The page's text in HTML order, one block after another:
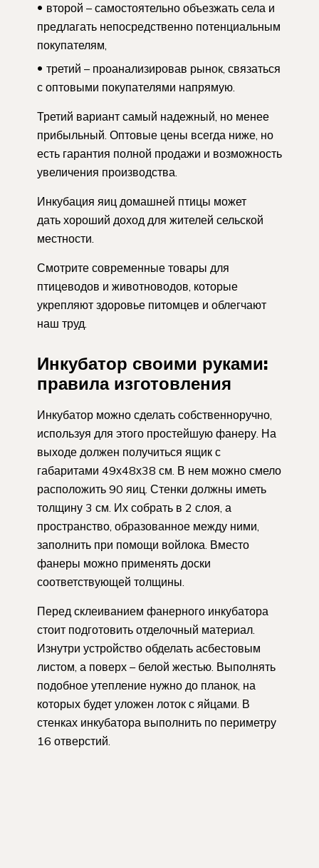
второй – самостоятельно объезжать села и
предлагать непосредственно потенциальным
покупателям,
третий – проанализировав рынок, связаться
с оптовыми покупателями напрямую.
Третий вариант самый надежный, но менее
прибыльный. Оптовые цены всегда ниже, но
есть гарантия полной продажи и возможность
увеличения производства.
Инкубация яиц домашней птицы может
дать хороший доход для жителей сельской
местности.
Смотрите современные товары для
птицеводов и животноводов, которые
укрепляют здоровье питомцев и облегчают
наш труд.
Инкубатор своими руками:
правила изготовления
Инкубатор можно сделать собственноручно,
используя для этого простейшую фанеру. На
выходе должен получиться ящик с
габаритами 49х48х38 см. В нем можно смело
расположить 90 яиц. Стенки должны иметь
толщину 3 см. Их собрать в 2 слоя, а
пространство, образованное между ними,
заполнить при помощи войлока. Вместо
фанеры можно применять доски
соответствующей толщины.
Перед склеиванием фанерного инкубатора
стоит подготовить отделочный материал.
Изнутри устройство обделать асбестовым
листом, а поверх – белой жестью. Выполнять
подобное утепление нужно до планок, на
которых будет уложен лоток с яйцами. В
стенках инкубатора выполнить по периметру
16 отверстий.